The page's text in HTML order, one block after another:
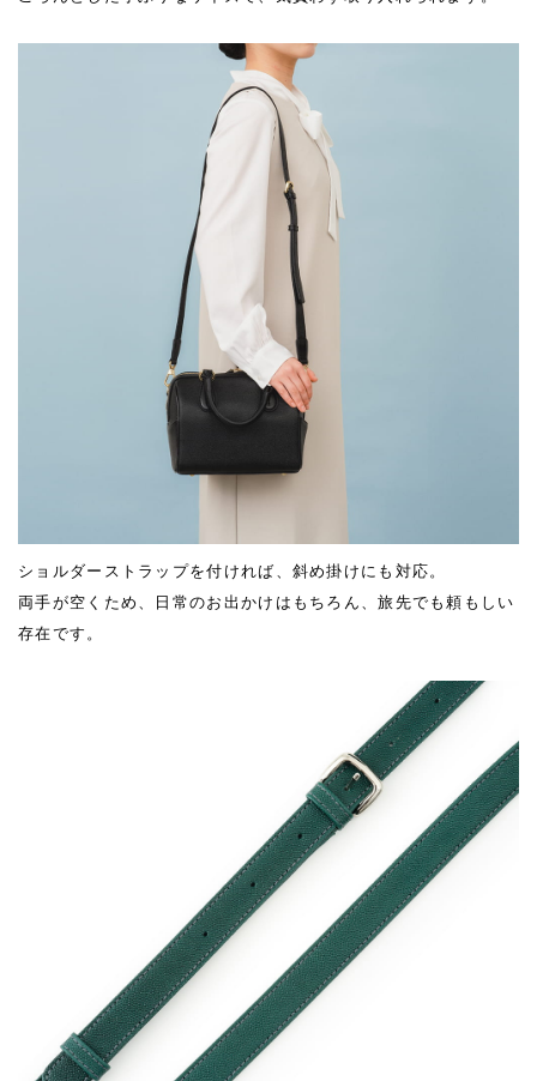
ショルダーストラップを付ければ、斜め掛けにも対応。
両手が空くため、日常のお出かけはもちろん、旅先でも頼もしい
存在です。